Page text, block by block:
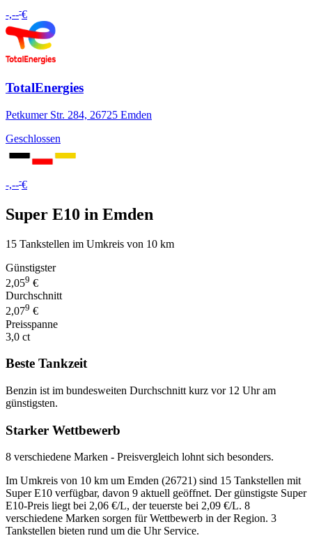
-,---€
TotalEnergies
Petkumer Str. 284, 26725 Emden
Geschlossen
-,---€
Super E10 in Emden
15 Tankstellen im Umkreis von 10 km
Günstigster
2,059 €
Durchschnitt
2,079 €
Preisspanne
3,0 ct
Beste Tankzeit
Benzin ist im bundesweiten Durchschnitt kurz vor 12 Uhr am
günstigsten.
Starker Wettbewerb
8 verschiedene Marken - Preisvergleich lohnt sich besonders.
Im Umkreis von 10 km um Emden (26721) sind 15 Tankstellen mit
Super E10 verfügbar, davon 9 aktuell geöffnet. Der günstigste Super
E10-Preis liegt bei 2,06 €/L, der teuerste bei 2,09 €/L. 8
verschiedene Marken sorgen für Wettbewerb in der Region. 3
Tankstellen bieten rund um die Uhr Service.